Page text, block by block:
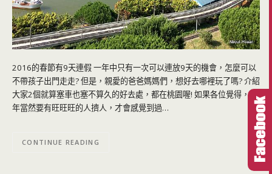
2016的春節有9天連假 一年中只有一次可以連放9天的機會，怎麼可以
不帶孩子出門走走? 但是，親愛的爸爸媽媽們，想好去哪裡玩了嗎? 介紹
大家2個就算塞車也塞不算久的好去處，都在桃園喔! 如果各位覺得，過
年當然要有旺旺旺的人擠人，才會感覺到過…
CONTINUE READING